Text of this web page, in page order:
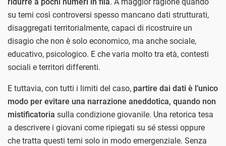
su temi così controversi spesso mancano dati strutturati,
disaggregati territorialmente, capaci di ricostruire un
disagio che non è solo economico, ma anche sociale,
educativo, psicologico. E che varia molto tra età, contesti
sociali e territori differenti.
E tuttavia, con tutti i limiti del caso, partire dai dati è l’unico
modo per evitare una narrazione aneddotica, quando non
mistificatoria sulla condizione giovanile. Una retorica tesa
a descrivere i giovani come ripiegati su sé stessi oppure
che tratta questi temi solo in modo emergenziale. Senza